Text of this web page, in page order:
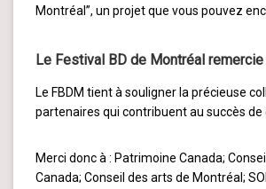
Montréal”, un projet que vous pouvez
Le Festival BD de Montréal
Le FBDM tient à souligner la précieuse
partenaires qui contribuent au succès de
Merci donc à : Patrimoine Canada;
Canada; Conseil des arts de Montréal;